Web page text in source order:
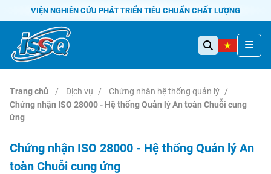
VIỆN NGHIÊN CỨU PHÁT TRIỂN TIÊU CHUẨN CHẤT LƯỢNG
Trang chủ Dịch vụ
Chứng nhận hệ thống quản lý
Chứng nhận ISO 28000 - Hệ thống Quản lý An toàn Chuỗi cung
ứng
Chứng nhận ISO 28000 - Hệ thống Quản lý An
toàn Chuỗi cung ứng